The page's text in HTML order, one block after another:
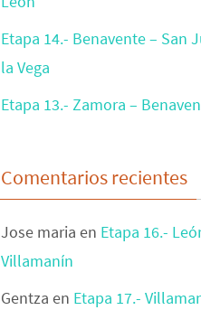
Etapa 14.- Benavente – San
la Vega
Etapa 13.- Zamora –
Comentarios recientes
Jose maria en Etapa 16.-
Villamanín
Gentza en Etapa 17.-